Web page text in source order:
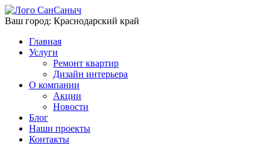
Ваш город: Краснодарский край
Главная
Услуги
Ремонт квартир
Дизайн интерьера
О компании
Акции
Новости
Блог
Наши проекты
Контакты